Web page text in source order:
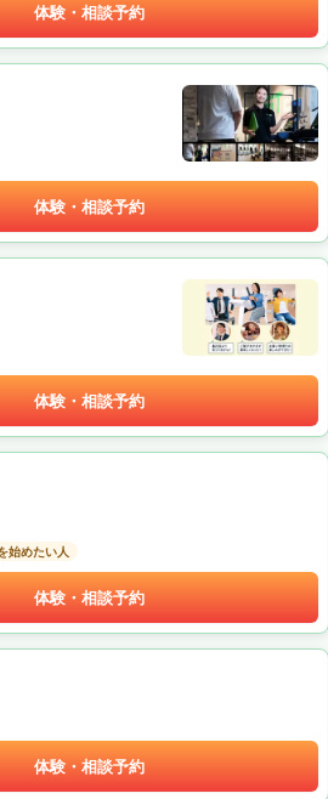
体験・相談予約
体験・相談予約
体験・相談予約
始めたい人
体験・相談予約
体験・相談予約